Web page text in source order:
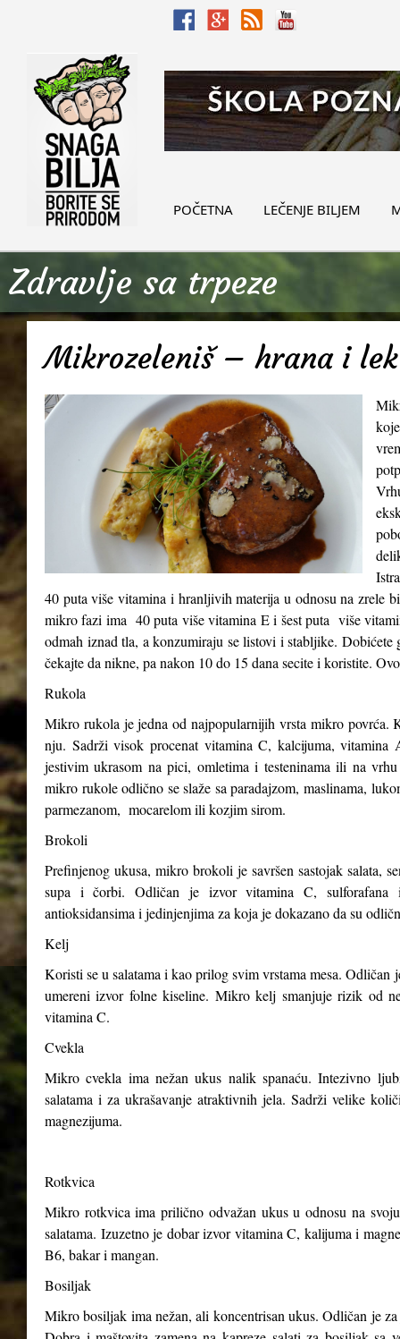
POČETNA LEČENJE BILJEM
Zdravlje sa trpeze
Mikrozeleniš – hrana i lek
40 puta više vitamina i hranljivih materija u odnosu na zrele
mikro fazi ima 40 puta više vitamina E i šest puta više
odmah iznad tla, a konzumiraju se listovi i stabljike. Dobićete
čekajte da nikne, pa nakon 10 do 15 dana secite i koristite.
Rukola
Mikro rukola je jedna od najpopularnijih vrsta mikro povrća.
nju. Sadrži visok procenat vitamina C, kalcijuma,
jestivim ukrasom na pici, omletima i testeninama ili na
mikro rukole odlično se slaže sa paradajzom, maslinama,
parmezanom, mocarelom ili kozjim sirom.
Brokoli
Prefinjenog ukusa, mikro brokoli je savršen sastojak salata,
supa i čorbi. Odličan je izvor vitamina C,
antioksidansima i jedinjenjima za koja je dokazano da su
Kelj
Koristi se u salatama i kao prilog svim vrstama mesa.
umereni izvor folne kiseline. Mikro kelj smanjuje rizik od
vitamina C.
Cvekla
Mikro cvekla ima nežan ukus nalik spanaću. Intezivno
salatama i za ukrašavanje atraktivnih jela. Sadrži velike
magnezijuma.
Rotkvica
Mikro rotkvica ima prilično odvažan ukus u odnosu na
salatama. Izuzetno je dobar izvor vitamina C, kalijuma i
B6, bakar i mangan.
Bosiljak
Mikro bosiljak ima nežan, ali koncentrisan ukus. Odličan je